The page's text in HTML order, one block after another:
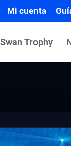
Mi cuenta
Trophy